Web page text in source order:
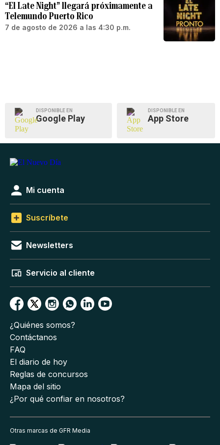
“El Late Night” llegará próximamente a
Telemundo Puerto Rico
7 de agosto de 2026 a las 4:30 p.m.
DISPONIBLE EN
Google Play
DISPONIBLE EN
App Store
Mi cuenta
Suscríbete
Newsletters
Servicio al cliente
¿Quiénes somos?
Contáctanos
FAQ
El diario de hoy
Reglas de concursos
Mapa del sitio
¿Por qué confiar en nosotros?
Otras marcas de GFR Media